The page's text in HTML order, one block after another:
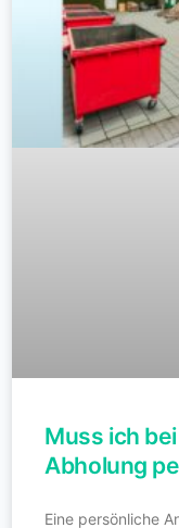
Muss ich
Abholung
Eine persönliche